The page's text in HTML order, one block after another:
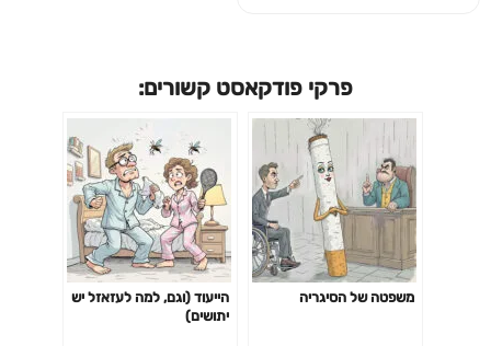
פרקי פודקאסט קשורים:
משפטה של הסיגריה
הייעוד (וגם, למה לעזאזל יש
יתושים)